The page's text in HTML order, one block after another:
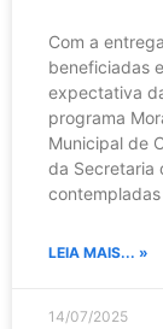
Com a
beneficiadas
expectativa
programa
Municipal de
da Secretaria
LEIA MAIS... »
14/07/2025